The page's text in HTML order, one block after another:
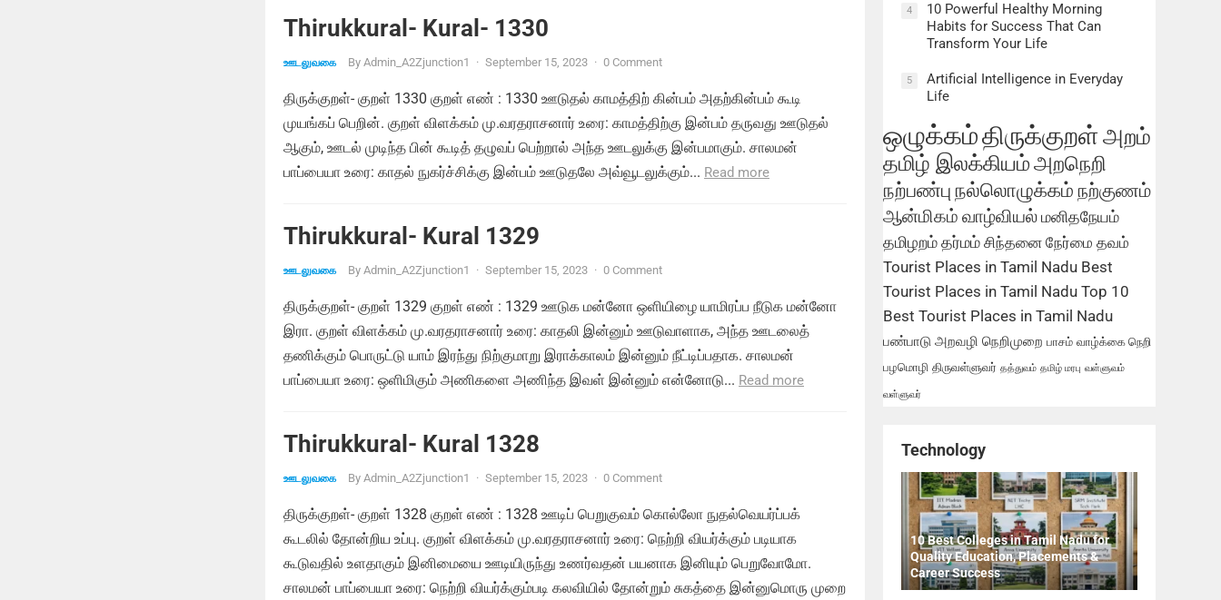
Thirukkural- Kural- 1330
ஊடலுவகை By Admin_A2Zjunction1 · September 15, 2023 · 0 Comment
திருக்குறள்- குறள் 1330 குறள் எண் : 1330 ஊடுதல் காமத்திற் கின்பம் அதற்கின்பம் கூடி
முயங்கப் பெறின். குறள் விளக்கம் மு.வரதராசனார் உரை: காமத்திற்கு இன்பம் தருவது ஊடுதல்
ஆகும், ஊடல் முடிந்த பின் கூடித் தழுவப் பெற்றால் அந்த ஊடலுக்கு இன்பமாகும். சாலமன்
பாப்பையா உரை: காதல் நுகர்ச்சிக்கு இன்பம் ஊடுதலே அவ்வூடலுக்கும்... Read more
Thirukkural- Kural 1329
ஊடலுவகை By Admin_A2Zjunction1 · September 15, 2023 · 0 Comment
திருக்குறள்- குறள் 1329 குறள் எண் : 1329 ஊடுக மன்னோ ஒளியிழை யாமிரப்ப நீடுக மன்னோ
இரா. குறள் விளக்கம் மு.வரதராசனார் உரை: காதலி இன்னும் ஊடுவாளாக, அந்த ஊடலைத்
தணிக்கும் பொருட்டு யாம் இரந்து நிற்குமாறு இராக்காலம் இன்னும் நீட்டிப்பதாக. சாலமன்
பாப்பையா உரை: ஒளிமிகும் அணிகளை அணிந்த இவள் இன்னும் என்னோடு... Read more
Thirukkural- Kural 1328
ஊடலுவகை By Admin_A2Zjunction1 · September 15, 2023 · 0 Comment
திருக்குறள்- குறள் 1328 குறள் எண் : 1328 ஊடிப் பெறுகுவம் கொல்லோ நுதல்வெயர்ப்பக்
கூடலில் தோன்றிய உப்பு. குறள் விளக்கம் மு.வரதராசனார் உரை: நெற்றி வியர்க்கும் படியாக
கூடுவதில் உளதாகும் இனிமையை ஊடியிருந்து உணர்வதன் பயனாக இனியும் பெறுவோமோ.
சாலமன் பாப்பையா உரை: நெற்றி வியர்க்கும்படி கலவியில் தோன்றும் சுகத்தை இன்னுமொரு முறை
4
10 Powerful Healthy Morning
Habits for Success That Can
Transform Your Life
5
Artificial Intelligence in Everyday
Life
ஒழுக்கம்திருக்குறள்அறம்
தமிழ் இலக்கியம்அறநெறி
நற்பண்பு நல்லொழுக்கம் நற்குணம்
ஆன்மிகம் வாழ்வியல்மனிதநேயம்
தமிழறம்தர்மம் சிந்தனை நேர்மை தவம்
Tourist Places in Tamil Nadu Best
Tourist Places in Tamil Nadu Top 10
Best Tourist Places in Tamil Nadu
பண்பாடு அறவழி நெறிமுறை பாசம் வாழ்க்கை நெறி
பழமொழி திருவள்ளுவர் தத்துவம் தமிழ் மரபு வள்ளுவம்
வள்ளுவர்
Technology
10 Best Colleges in Tamil Nadu for
Quality Education, Placements &
Career Success